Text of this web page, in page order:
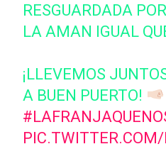
RESGUARDADA
LA AMAN IGUAL
¡LLEVEMOS
A BUEN PUERTO!